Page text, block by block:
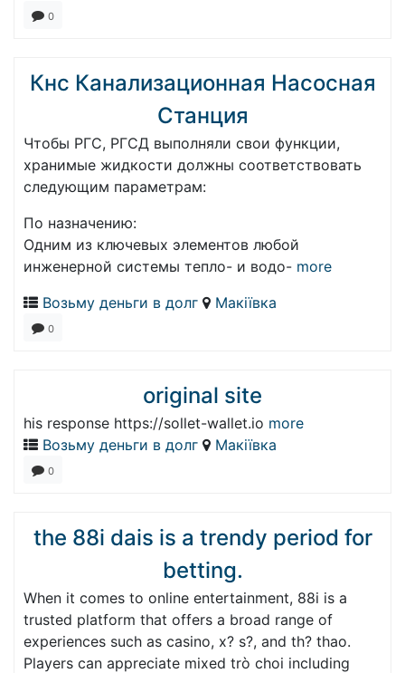
0
Кнс Канализационная Насосная
Станция
Чтобы РГС, РГСД выполняли свои функции,
хранимые жидкости должны соответствовать
следующим параметрам:
По назначению:
Одним из ключевых элементов любой
инженерной системы тепло- и водо- more
Возьму деньги в долг
Макіївка
0
original site
his response https://sollet-wallet.io more
Возьму деньги в долг
Макіївка
0
the 88i dais is a trendy period for
betting.
When it comes to online entertainment, 88i is a
trusted platform that offers a broad range of
experiences such as casino, x? s?, and th? thao.
Players can appreciate mixed trò choi including